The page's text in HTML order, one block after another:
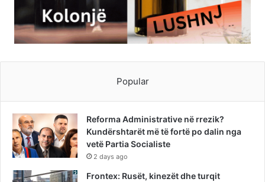
Popular
Reforma Administrative në rrezik?
Kundërshtarët më të fortë po dalin nga
vetë Partia Socialiste
2 days ago
Frontex: Rusët, kinezët dhe turqit